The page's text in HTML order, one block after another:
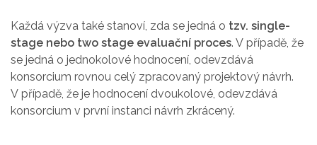
Každá výzva také stanoví, zda se jedná o tzv. single-
stage nebo two stage evaluační proces. V případě, že
se jedná o jednokolové hodnocení, odevzdává
konsorcium rovnou celý zpracovaný projektový návrh.
V případě, že je hodnocení dvoukolové, odevzdává
konsorcium v první instanci návrh zkrácený.